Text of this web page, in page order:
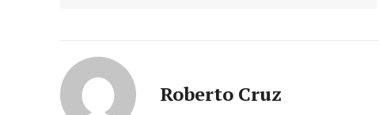
Roberto Cruz